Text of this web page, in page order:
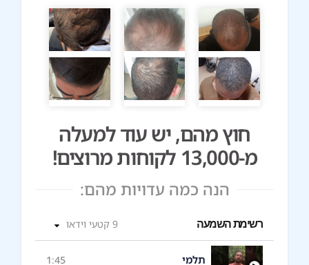
חוץ מהם, יש עוד למעלה
מ-13,000 לקוחות מרוצים!
הנה כמה עדויות מהם:
רשימת השמעה 9 קטעי וידאו
תלמי 1:45